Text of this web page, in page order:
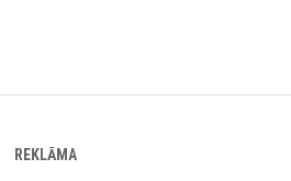
REKLĀMA